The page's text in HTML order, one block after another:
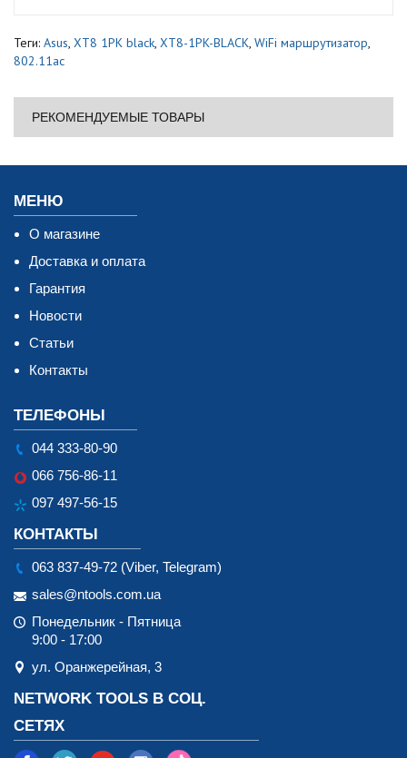
Теги: Asus, XT8 1PK black, XT8-1PK-BLACK, WiFi маршрутизатор,
802.11ac
РЕКОМЕНДУЕМЫЕ ТОВАРЫ
МЕНЮ
О магазине
Доставка и оплата
Гарантия
Новости
Статьи
Контакты
ТЕЛЕФОНЫ
044 333-80-90
066 756-86-11
097 497-56-15
КОНТАКТЫ
063 837-49-72 (Viber, Telegram)
sales@ntools.com.ua
Понедельник - Пятница
9:00 - 17:00
ул. Оранжерейная, 3
NETWORK TOOLS В СОЦ.
СЕТЯХ